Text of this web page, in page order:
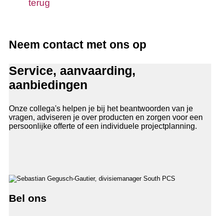
terug
Neem contact met ons op
Service, aanvaarding,
aanbiedingen
Onze collega's helpen je bij het beantwoorden van je
vragen, adviseren je over producten en zorgen voor een
persoonlijke offerte of een individuele projectplanning.
Bel ons